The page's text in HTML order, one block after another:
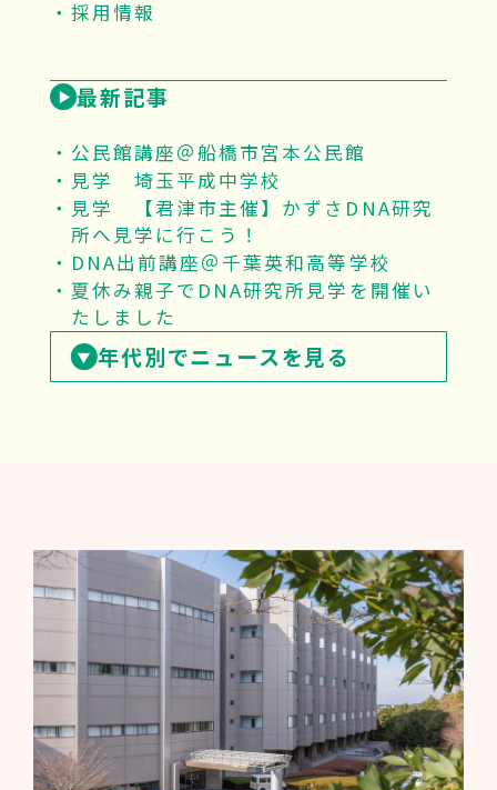
採用情報
最新記事
公民館講座＠船橋市宮本公民館
見学 埼玉平成中学校
見学 【君津市主催】かずさDNA研究
所へ見学に行こう！
DNA出前講座＠千葉英和高等学校
夏休み親子でDNA研究所見学を開催い
たしました
年代別でニュースを見る